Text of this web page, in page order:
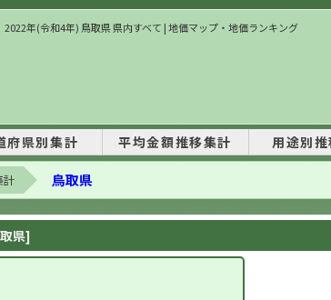
年(令和4年) 鳥取県 県内すべて | 地価マップ・地価ランキング
府県別集計 平均金額推移集計 用途別
計 鳥取県
県]